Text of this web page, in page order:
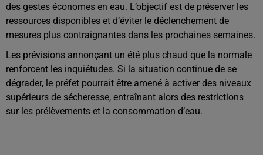
des gestes économes en eau. L’objectif est de préserver les
ressources disponibles et d’éviter le déclenchement de
mesures plus contraignantes dans les prochaines semaines.
Les prévisions annonçant un été plus chaud que la normale
renforcent les inquiétudes. Si la situation continue de se
dégrader, le préfet pourrait être amené à activer des niveaux
supérieurs de sécheresse, entraînant alors des restrictions
sur les prélèvements et la consommation d’eau.